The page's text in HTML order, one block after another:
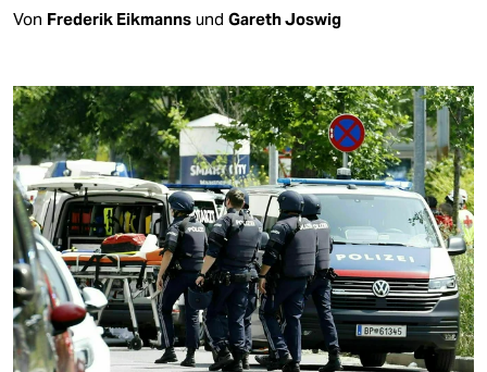
Von Frederik Eikmanns und Gareth Joswig